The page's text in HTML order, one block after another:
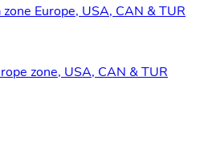
Europe, USA, CAN & TUR
zone, USA, CAN & TUR